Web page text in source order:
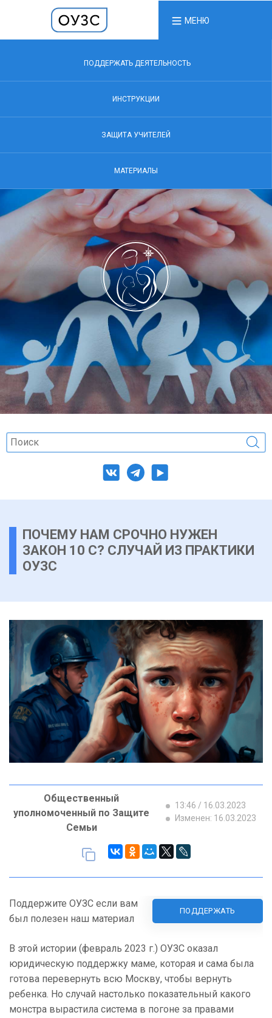
МЕНЮ
ПОДДЕРЖАТЬ ДЕЯТЕЛЬНОСТЬ
ИНСТРУКЦИИ
ЗАЩИТА УЧИТЕЛЕЙ
МАТЕРИАЛЫ
ПОЧЕМУ НАМ СРОЧНО НУЖЕН
ЗАКОН 10 С? СЛУЧАЙ ИЗ ПРАКТИКИ
ОУЗС
Общественный
уполномоченный по Защите
Семьи
13:46 / 16.03.2023
Изменен: 16.03.2023
Поддержите ОУЗС если вам
был полезен наш материал
ПОДДЕРЖАТЬ
В этой истории (февраль 2023 г.) ОУЗС оказал
юридическую поддержку маме, которая и сама была
готова перевернуть всю Москву, чтобы вернуть
ребенка. Но случай настолько показательный какого
монстра вырастила система в погоне за правами